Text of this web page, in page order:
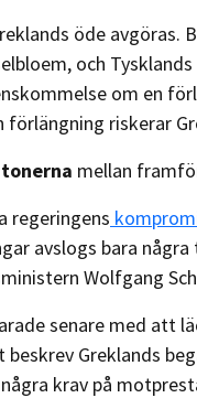
öde avgöras.
och
om en
förlängning riskerar
mellan
regeringens
avslogs bara
Wolfgang
senare med att
beskrev Greklands
krav på